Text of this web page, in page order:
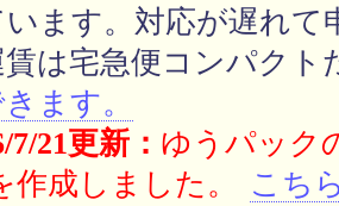
います。対応が遅れ
賃は宅急便コンパクト
ます。
7/21更新： ゆうパック
作成しました。
こち